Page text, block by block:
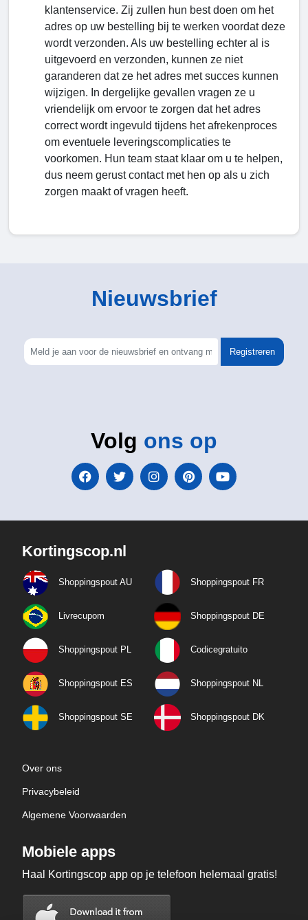
klantenservice. Zij zullen hun best doen om het
adres op uw bestelling bij te werken voordat deze
wordt verzonden. Als uw bestelling echter al is
uitgevoerd en verzonden, kunnen ze niet
garanderen dat ze het adres met succes kunnen
wijzigen. In dergelijke gevallen vragen ze u
vriendelijk om ervoor te zorgen dat het adres
correct wordt ingevuld tijdens het afrekenproces
om eventuele leveringscomplicaties te
voorkomen. Hun team staat klaar om u te helpen,
dus neem gerust contact met hen op als u zich
zorgen maakt of vragen heeft.
Nieuwsbrief
Registreren
Volg ons op
Kortingscop.nl
Shoppingspout AU Shoppingspout FR
Livrecupom Shoppingspout DE
Shoppingspout PL Codicegratuito
Shoppingspout ES Shoppingspout NL
Shoppingspout SE Shoppingspout DK
Over ons
Privacybeleid
Algemene Voorwaarden
Mobiele apps
Haal Kortingscop app op je telefoon helemaal gratis!